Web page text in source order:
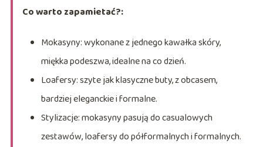
Co warto zapamietać?:
Mokasyny: wykonane z jednego kawałka skóry,
miękka podeszwa, idealne na co dzień.
Loafersy: szyte jak klasyczne buty, z obcasem,
bardziej eleganckie i formalne.
Stylizacje: mokasyny pasują do casualowych
zestawów, loafersy do półformalnych i formalnych.